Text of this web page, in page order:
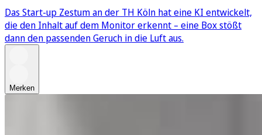
Das Start-up Zestum an der TH Köln hat eine KI entwickelt,
die den Inhalt auf dem Monitor erkennt – eine Box stößt
dann den passenden Geruch in die Luft aus.
Merken